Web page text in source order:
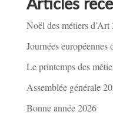
Noël des métiers d’Art
Journées européennes
Le printemps des
Assemblée générale
Bonne année 2026